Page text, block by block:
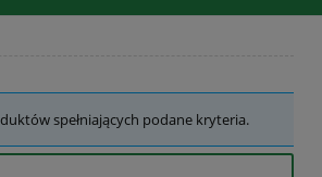
spełniających podane kryteria.